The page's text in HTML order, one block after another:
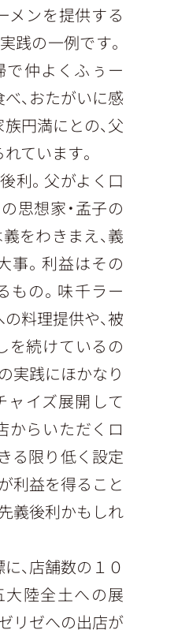
メンを提供する
践の一例です。
で仲よくふぅー
、おたがいに感
円満にとの、父
ています。
利。父がよく口
思想家・孟子の
をわきまえ、義
事。利益はその
もの。味千ラー
料理提供や、被
を続けているの
実践にほかなり
ャイズ展開して
からいただくロ
る限り低く設定
利益を得ること
義後利かもしれ
、店舗数の１０
大陸全土への展
リゼへの出店が